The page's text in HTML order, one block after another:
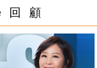
回 顧